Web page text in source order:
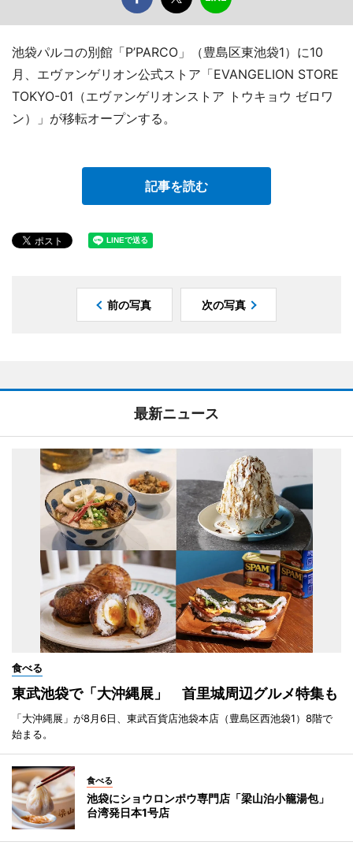
池袋パルコの別館「P’PARCO」（豊島区東池袋1）に10
月、エヴァンゲリオン公式ストア「EVANGELION STORE
TOKYO-01（エヴァンゲリオンストア トウキョウ ゼロワ
ン）」が移転オープンする。
記事を読む
前の写真 次の写真
最新ニュース
食べる
東武池袋で「大沖縄展」 首里城周辺グルメ特集も
「大沖縄展」が8月6日、東武百貨店池袋本店（豊島区西池袋1）8階で
始まる。
食べる
池袋にショウロンポウ専門店「梁山泊小籠湯包」
台湾発日本1号店